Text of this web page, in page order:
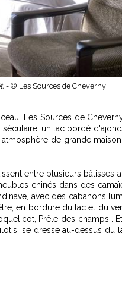
- © Les Sources de Cheverny
Les Sources de
un lac bordé
de grande
entre plusieurs bâtisses
chinés dans des
avec des cabanons
en bordure du lac et du
Prêle des champs…
se dresse au-dessus du